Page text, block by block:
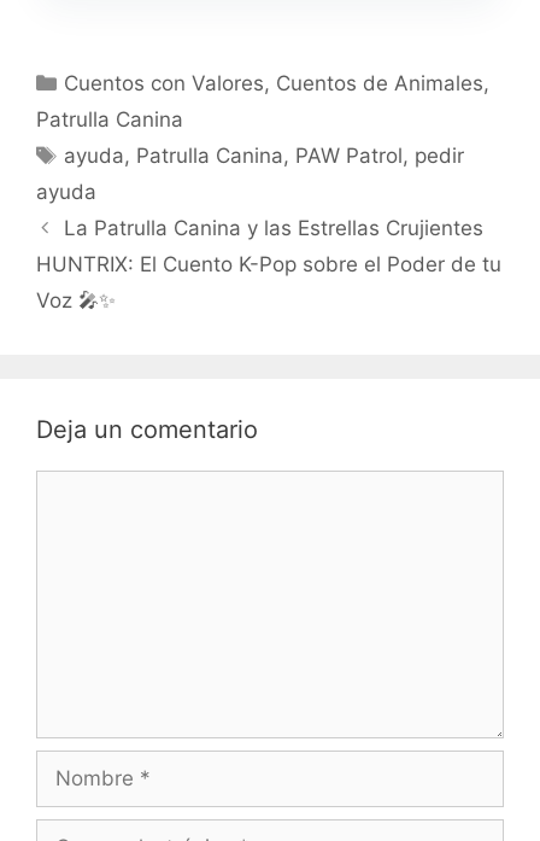
Categorías
Cuentos con Valores, Cuentos de Animales,
Patrulla Canina
Etiquetas
ayuda, Patrulla Canina, PAW Patrol, pedir
ayuda
La Patrulla Canina y las Estrellas Crujientes
HUNTRIX: El Cuento K-Pop sobre el Poder de tu
Voz 🎤✨
Deja un comentario